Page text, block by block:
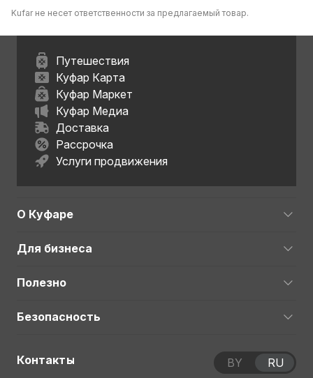
Kufar не несет ответственности за предлагаемый товар.
Путешествия
Куфар Карта
Куфар Маркет
Куфар Медиа
Доставка
Рассрочка
Услуги продвижения
О Куфаре
Для бизнеса
Полезно
Безопасность
Контакты BY RU